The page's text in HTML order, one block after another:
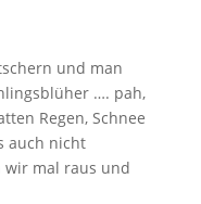
und man
…. pah,
Regen, Schnee
auch nicht
wir mal raus und